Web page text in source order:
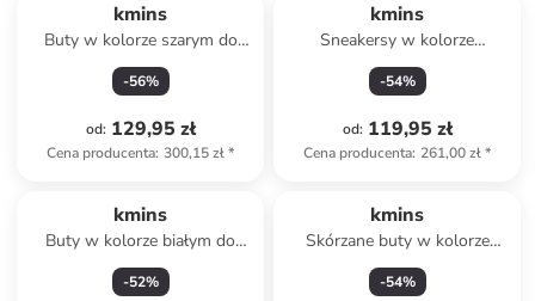
kmins
Buty w kolorze szarym do
chodzenia na boso
-56%
od: 129,95 zł
Cena producenta: 300,15 zł*
kmins
Sneakersy w kolorze
granatowym
-54%
od: 119,95 zł
Cena producenta: 261,00 zł*
kmins
Buty w kolorze białym do
chodzenia na boso
-52%
kmins
Skórzane buty w kolorze
jasnoróżowym do chodzenia
na boso
-54%